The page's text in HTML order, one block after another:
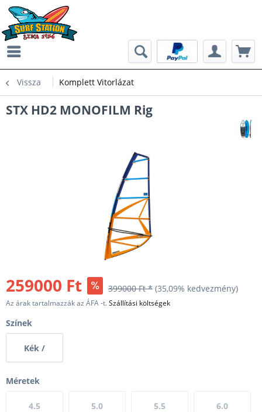
Vissza Komplett Vitorlázat
STX HD2 MONOFILM Rig
259000 Ft 399000 Ft * (35,09% kedvezmény)
Az árak tartalmazzák az ÁFA -t.Szállítási költségek
Színek
Kék /
Méretek
4.5 5.0 5.5 6.0